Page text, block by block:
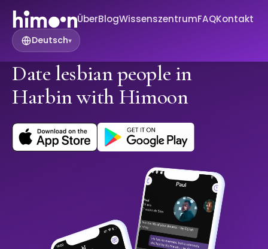
ÜberBlogWissenszentrumFAQKontakt
Deutsch▾
Date lesbian people in
Harbin with Himoon